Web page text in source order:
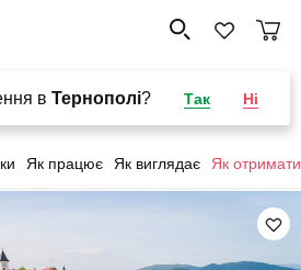
в Тернополі? Так Ні
Як працює Як виглядає Як отримати